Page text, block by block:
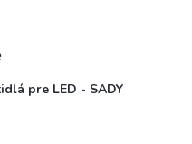
pre LED - SADY